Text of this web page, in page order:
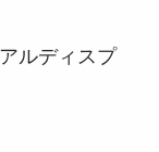
ルディスプ